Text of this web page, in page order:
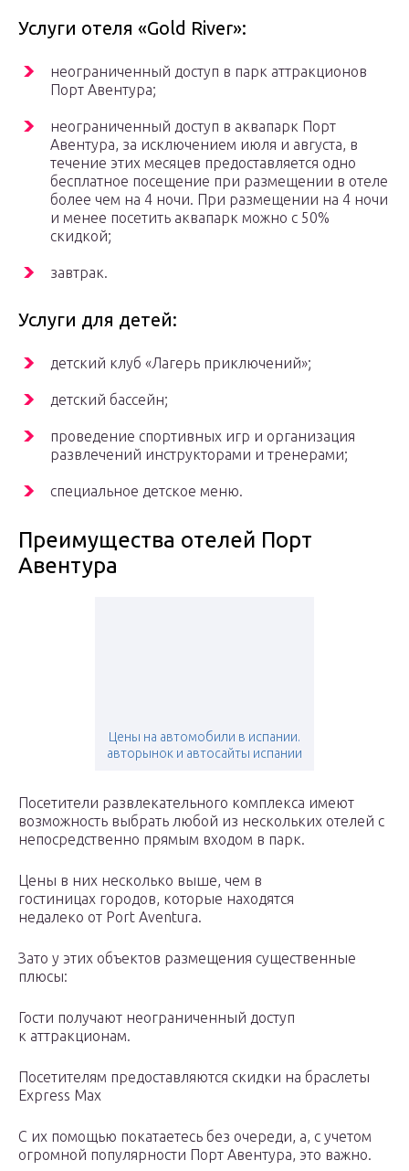
Услуги отеля «Gold River»:
неограниченный доступ в парк аттракционов
Порт Авентура;
неограниченный доступ в аквапарк Порт
Авентура, за исключением июля и августа, в
течение этих месяцев предоставляется одно
бесплатное посещение при размещении в отеле
более чем на 4 ночи. При размещении на 4 ночи
и менее посетить аквапарк можно с 50%
скидкой;
завтрак.
Услуги для детей:
детский клуб «Лагерь приключений»;
детский бассейн;
проведение спортивных игр и организация
развлечений инструкторами и тренерами;
специальное детское меню.
Преимущества отелей Порт
Авентура
Цены на автомобили в испании.
авторынок и автосайты испании
Посетители развлекательного комплекса имеют
возможность выбрать любой из нескольких отелей с
непосредственно прямым входом в парк.
Цены в них несколько выше, чем в
гостиницах городов, которые находятся
недалеко от Port Aventura.
Зато у этих объектов размещения существенные
плюсы:
Гости получают неограниченный доступ
к аттракционам.
Посетителям предоставляются скидки на браслеты
Express Max
С их помощью покатаетесь без очереди, а, с учетом
огромной популярности Порт Авентура, это важно.